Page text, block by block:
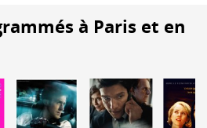
à Paris et en